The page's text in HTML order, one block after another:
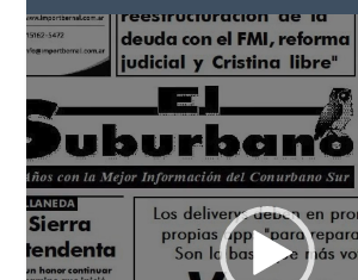
Reproductor
de
vídeo